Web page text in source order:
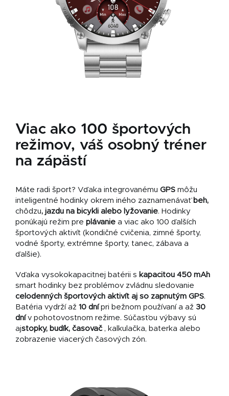
Viac ako 100 športových
režimov, váš osobný tréner
na zápästí
Máte radi šport? Vďaka integrovanému GPS môžu
inteligentné hodinky okrem iného zaznamenávať beh,
chôdzu, jazdu na bicykli alebo lyžovanie. Hodinky
ponúkajú režim pre plávanie a viac ako 100 ďalších
športových aktivít (kondičné cvičenia, zimné športy,
vodné športy, extrémne športy, tanec, zábava a
ďalšie).
Vďaka vysokokapacitnej batérii s kapacitou 450 mAh
smart hodinky bez problémov zvládnu sledovanie
celodenných športových aktivít aj so zapnutým GPS.
Batéria vydrží až 10 dnípri bežnom používaní a až 30
dnív pohotovostnom režime. Súčasťou výbavy sú
ajstopky, budík, časovač , kalkulačka, baterka alebo
zobrazenie viacerých časových zón.